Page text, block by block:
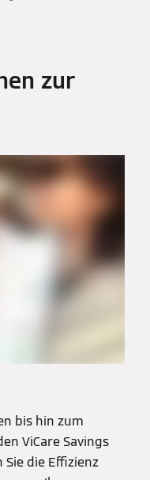
zur
bis hin zum
ViCare Savings
die Effizienz